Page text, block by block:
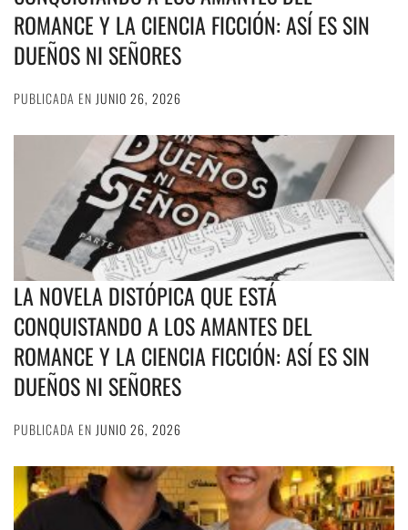
ROMANCE Y LA CIENCIA FICCIÓN: ASÍ ES SIN
DUEÑOS NI SEÑORES
PUBLICADA EN JUNIO 26, 2026
LA NOVELA DISTÓPICA QUE ESTÁ
CONQUISTANDO A LOS AMANTES DEL
ROMANCE Y LA CIENCIA FICCIÓN: ASÍ ES SIN
DUEÑOS NI SEÑORES
PUBLICADA EN JUNIO 26, 2026